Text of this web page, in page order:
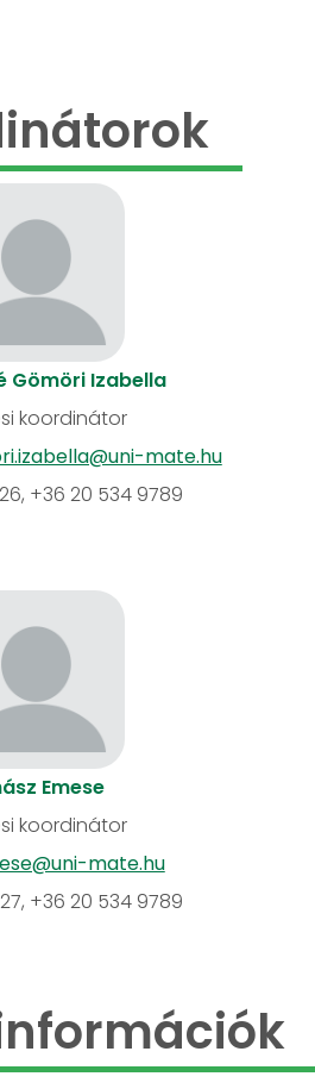
Gömöri Izabella
koordinátor
mate.hu
+36 20 534 9789
Emese
koordinátor
mate.hu
+36 20 534 9789